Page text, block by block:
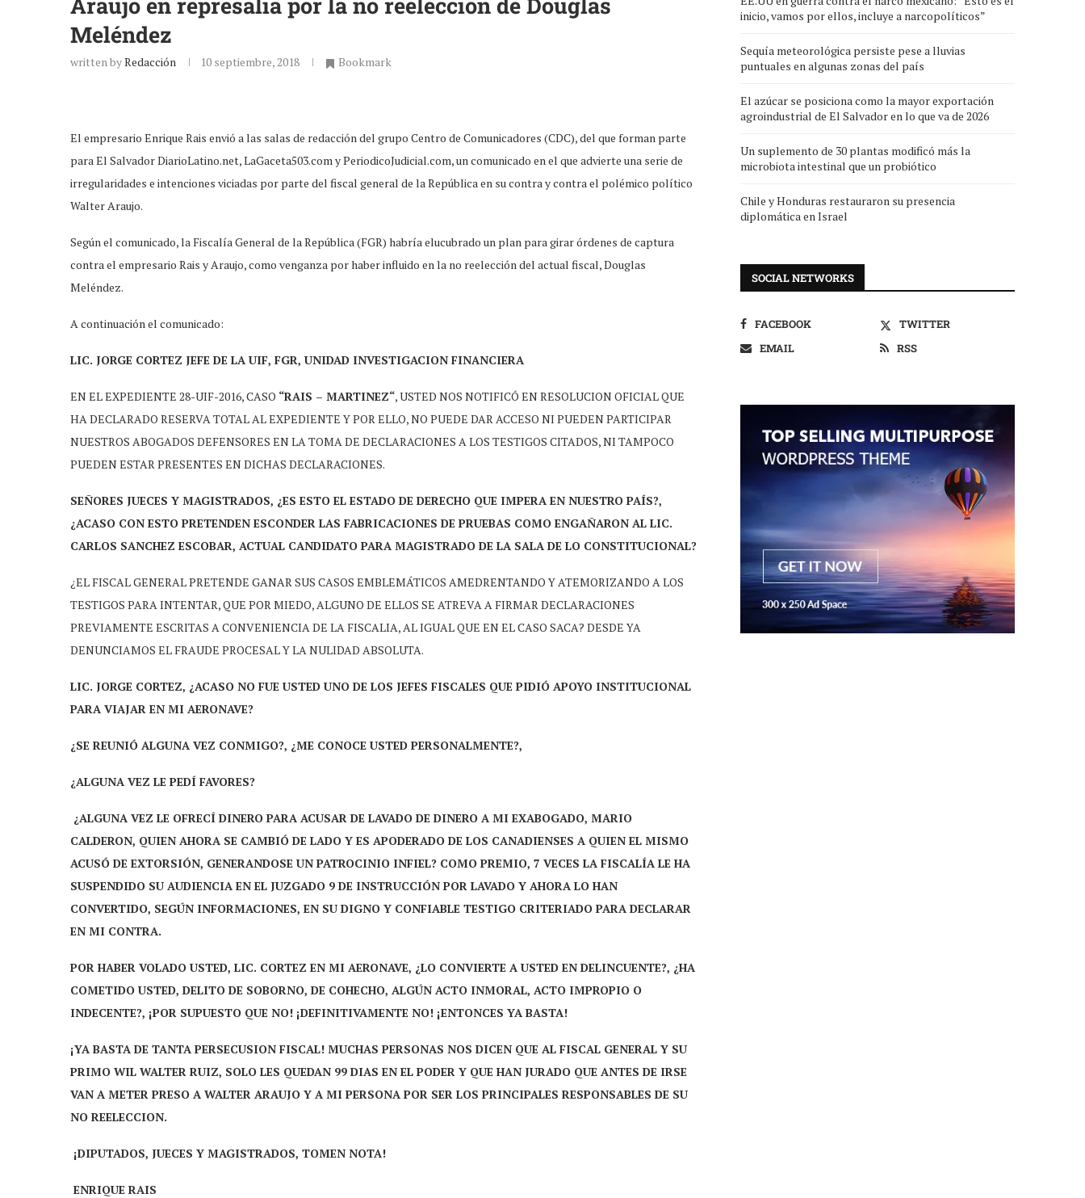
Meléndez
written byRedacción 10 septiembre, 2018 Bookmark
El empresario Enrique Rais envió a las salas de redacción del grupo Centro de Comunicadores (CDC), del que forman parte
para El Salvador DiarioLatino.net, LaGaceta503.com y PeriodicoJudicial.com, un comunicado en el que advierte una serie de
irregularidades e intenciones viciadas por parte del fiscal general de la República en su contra y contra el polémico político
Walter Araujo.
Según el comunicado, la Fiscalía General de la República (FGR) habría elucubrado un plan para girar órdenes de captura
contra el empresario Rais y Araujo, como venganza por haber influido en la no reelección del actual fiscal, Douglas
Meléndez.
A continuación el comunicado:
LIC. JORGE CORTEZ JEFE DE LA UIF, FGR, UNIDAD INVESTIGACION FINANCIERA
EN EL EXPEDIENTE 28-UIF-2016, CASO “RAIS – MARTINEZ“, USTED NOS NOTIFICÓ EN RESOLUCION OFICIAL QUE
HA DECLARADO RESERVA TOTAL AL EXPEDIENTE Y POR ELLO, NO PUEDE DAR ACCESO NI PUEDEN PARTICIPAR
NUESTROS ABOGADOS DEFENSORES EN LA TOMA DE DECLARACIONES A LOS TESTIGOS CITADOS, NI TAMPOCO
PUEDEN ESTAR PRESENTES EN DICHAS DECLARACIONES.
SEÑORES JUECES Y MAGISTRADOS, ¿ES ESTO EL ESTADO DE DERECHO QUE IMPERA EN NUESTRO PAÍS?,
¿ACASO CON ESTO PRETENDEN ESCONDER LAS FABRICACIONES DE PRUEBAS COMO ENGAÑARON AL LIC.
CARLOS SANCHEZ ESCOBAR, ACTUAL CANDIDATO PARA MAGISTRADO DE LA SALA DE LO CONSTITUCIONAL?
¿EL FISCAL GENERAL PRETENDE GANAR SUS CASOS EMBLEMÁTICOS AMEDRENTANDO Y ATEMORIZANDO A LOS
TESTIGOS PARA INTENTAR, QUE POR MIEDO, ALGUNO DE ELLOS SE ATREVA A FIRMAR DECLARACIONES
PREVIAMENTE ESCRITAS A CONVENIENCIA DE LA FISCALIA, AL IGUAL QUE EN EL CASO SACA? DESDE YA
DENUNCIAMOS EL FRAUDE PROCESAL Y LA NULIDAD ABSOLUTA.
LIC. JORGE CORTEZ, ¿ACASO NO FUE USTED UNO DE LOS JEFES FISCALES QUE PIDIÓ APOYO INSTITUCIONAL
PARA VIAJAR EN MI AERONAVE?
¿SE REUNIÓ ALGUNA VEZ CONMIGO?, ¿ME CONOCE USTED PERSONALMENTE?,
¿ALGUNA VEZ LE PEDÍ FAVORES?
¿ALGUNA VEZ LE OFRECÍ DINERO PARA ACUSAR DE LAVADO DE DINERO A MI EXABOGADO, MARIO
CALDERON, QUIEN AHORA SE CAMBIÓ DE LADO Y ES APODERADO DE LOS CANADIENSES A QUIEN EL MISMO
ACUSÓ DE EXTORSIÓN, GENERANDOSE UN PATROCINIO INFIEL? COMO PREMIO, 7 VECES LA FISCALÍA LE HA
SUSPENDIDO SU AUDIENCIA EN EL JUZGADO 9 DE INSTRUCCIÓN POR LAVADO Y AHORA LO HAN
CONVERTIDO, SEGÚN INFORMACIONES, EN SU DIGNO Y CONFIABLE TESTIGO CRITERIADO PARA DECLARAR
EN MI CONTRA.
POR HABER VOLADO USTED, LIC. CORTEZ EN MI AERONAVE, ¿LO CONVIERTE A USTED EN DELINCUENTE?, ¿HA
COMETIDO USTED, DELITO DE SOBORNO, DE COHECHO, ALGÚN ACTO INMORAL, ACTO IMPROPIO O
INDECENTE?, ¡POR SUPUESTO QUE NO! ¡DEFINITIVAMENTE NO! ¡ENTONCES YA BASTA!
¡YA BASTA DE TANTA PERSECUSION FISCAL! MUCHAS PERSONAS NOS DICEN QUE AL FISCAL GENERAL Y SU
PRIMO WIL WALTER RUIZ, SOLO LES QUEDAN 99 DIAS EN EL PODER Y QUE HAN JURADO QUE ANTES DE IRSE
VAN A METER PRESO A WALTER ARAUJO Y A MI PERSONA POR SER LOS PRINCIPALES RESPONSABLES DE SU
NO REELECCION.
¡DIPUTADOS, JUECES Y MAGISTRADOS, TOMEN NOTA!
ENRIQUE RAIS
inicio, vamos por ellos, incluye a narcopolíticos”
Sequía meteorológica persiste pese a lluvias
puntuales en algunas zonas del país
El azúcar se posiciona como la mayor exportación
agroindustrial de El Salvador en lo que va de 2026
Un suplemento de 30 plantas modificó más la
microbiota intestinal que un probiótico
Chile y Honduras restauraron su presencia
diplomática en Israel
SOCIAL NETWORKS
FACEBOOK
TWITTER
EMAIL
RSS